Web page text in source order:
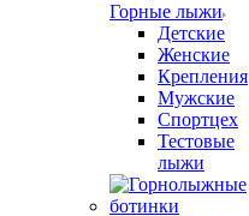
Горные лыжи
Детские
Женские
Крепления
Мужские
Спортцех
Тестовые
лыжи